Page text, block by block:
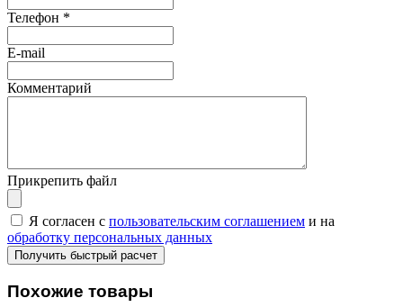
Телефон *
E-mail
Комментарий
Прикрепить файл
Я согласен с пользовательским соглашением и на
обработку персональных данных
Похожие товары